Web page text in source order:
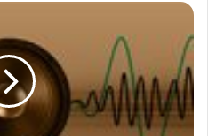
آگهی
،
بستنی
های
پاندا